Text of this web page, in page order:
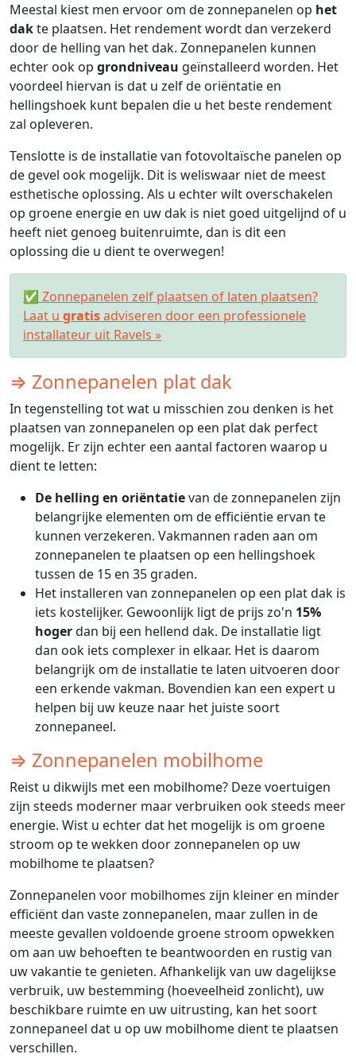
Meestal kiest men ervoor om de zonnepanelen op het
dakte plaatsen. Het rendement wordt dan verzekerd
door de helling van het dak. Zonnepanelen kunnen
echter ook op grondniveau geïnstalleerd worden. Het
voordeel hiervan is dat u zelf de oriëntatie en
hellingshoek kunt bepalen die u het beste rendement
zal opleveren.
Tenslotte is de installatie van fotovoltaïsche panelen op
de gevel ook mogelijk. Dit is weliswaar niet de meest
esthetische oplossing. Als u echter wilt overschakelen
op groene energie en uw dak is niet goed uitgelijnd of u
heeft niet genoeg buitenruimte, dan is dit een
oplossing die u dient te overwegen!
✅ Zonnepanelen zelf plaatsen of laten plaatsen?
Laat u gratisadviseren door een professionele
installateur uit Ravels »
⇒ Zonnepanelen plat dak
In tegenstelling tot wat u misschien zou denken is het
plaatsen van zonnepanelen op een plat dak perfect
mogelijk. Er zijn echter een aantal factoren waarop u
dient te letten:
De helling en oriëntatievan de zonnepanelen zijn
belangrijke elementen om de efficiëntie ervan te
kunnen verzekeren. Vakmannen raden aan om
zonnepanelen te plaatsen op een hellingshoek
tussen de 15 en 35 graden.
Het installeren van zonnepanelen op een plat dak is
iets kostelijker. Gewoonlijk ligt de prijs zo'n 15%
hogerdan bij een hellend dak. De installatie ligt
dan ook iets complexer in elkaar. Het is daarom
belangrijk om de installatie te laten uitvoeren door
een erkende vakman. Bovendien kan een expert u
helpen bij uw keuze naar het juiste soort
zonnepaneel.
⇒ Zonnepanelen mobilhome
Reist u dikwijls met een mobilhome? Deze voertuigen
zijn steeds moderner maar verbruiken ook steeds meer
energie. Wist u echter dat het mogelijk is om groene
stroom op te wekken door zonnepanelen op uw
mobilhome te plaatsen?
Zonnepanelen voor mobilhomes zijn kleiner en minder
efficiënt dan vaste zonnepanelen, maar zullen in de
meeste gevallen voldoende groene stroom opwekken
om aan uw behoeften te beantwoorden en rustig van
uw vakantie te genieten. Afhankelijk van uw dagelijkse
verbruik, uw bestemming (hoeveelheid zonlicht), uw
beschikbare ruimte en uw uitrusting, kan het soort
zonnepaneel dat u op uw mobilhome dient te plaatsen
verschillen.